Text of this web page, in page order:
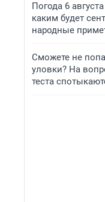
Погода 6
каким будет
народные
Сможете не
уловки? На
теста